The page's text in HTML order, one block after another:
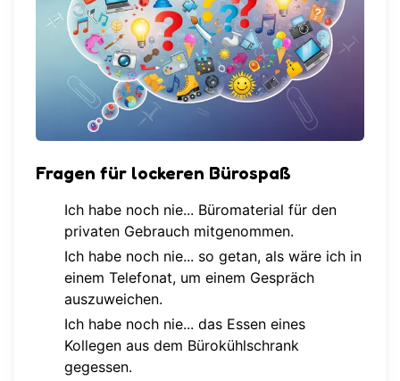
Fragen für lockeren Bürospaß
Ich habe noch nie... Büromaterial für den
privaten Gebrauch mitgenommen.
Ich habe noch nie... so getan, als wäre ich in
einem Telefonat, um einem Gespräch
auszuweichen.
Ich habe noch nie... das Essen eines
Kollegen aus dem Bürokühlschrank
gegessen.